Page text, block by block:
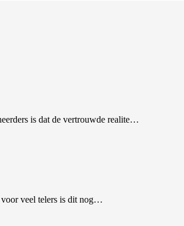
is dat de vertrouwde realite…
voor veel telers is dit nog…